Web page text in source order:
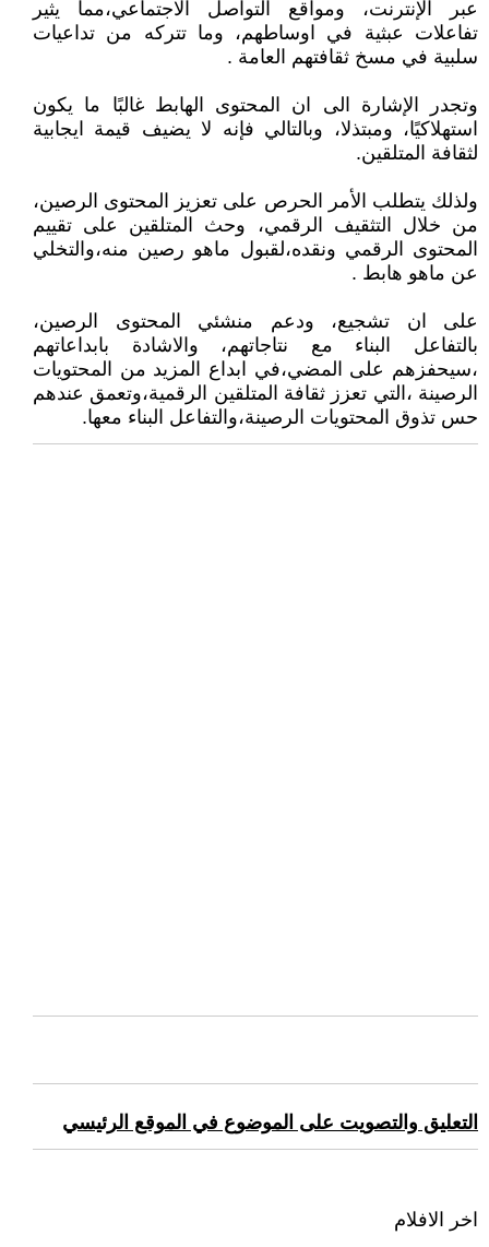
عبر الإنترنت، ومواقع التواصل الاجتماعي،مما يثير
تفاعلات عبثية في اوساطهم، وما تتركه من تداعيات
سلبية في مسخ ثقافتهم العامة .
وتجدر الإشارة الى ان المحتوى الهابط غالبًا ما يكون
استهلاكيًا، ومبتذلا، وبالتالي فإنه لا يضيف قيمة ايجابية
لثقافة المتلقين.
ولذلك يتطلب الأمر الحرص على تعزيز المحتوى الرصين،
من خلال التثقيف الرقمي، وحث المتلقين على تقييم
المحتوى الرقمي ونقده،لقبول ماهو رصين منه،والتخلي
عن ماهو هابط .
على ان تشجيع، ودعم منشئي المحتوى الرصين،
بالتفاعل البناء مع نتاجاتهم، والاشادة بابداعاتهم
،سيحفزهم على المضي،في ابداع المزيد من المحتويات
الرصينة ،التي تعزز ثقافة المتلقين الرقمية،وتعمق عندهم
حس تذوق المحتويات الرصينة،والتفاعل البناء معها.
التعليق والتصويت على الموضوع في الموقع الرئيسي
اخر الافلام